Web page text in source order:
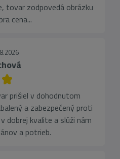
tovar zodpovedá obrázku
cena...
prišiel v dohodnutom
a zabezpečený proti
dobrej kvalite a slúži nám
a potrieb.